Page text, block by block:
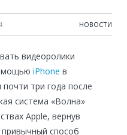
НОВОСТИ
видеоролики
iPhone в
три года после
система «Волна»
Apple, вернув
способ